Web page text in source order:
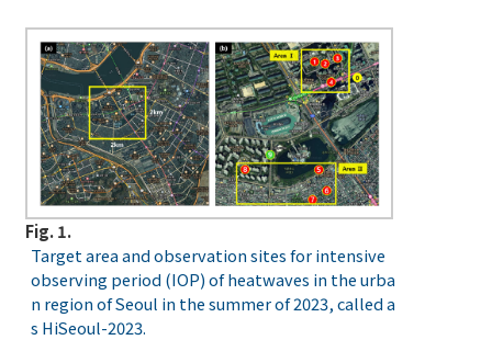
Fig. 1.
Target area and observation sites for intensive
observing period (IOP) of heatwaves in the urba
n region of Seoul in the summer of 2023, called a
s HiSeoul-2023.